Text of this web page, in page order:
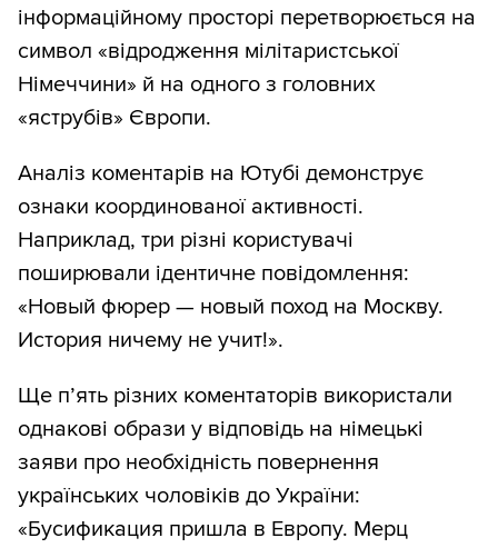
інформаційному просторі перетворюється на
символ «відродження мілітаристської
Німеччини» й на одного з головних
«яструбів» Європи.
Аналіз коментарів на Ютубі демонструє
ознаки координованої активності.
Наприклад, три різні користувачі
поширювали ідентичне повідомлення:
«Новый фюрер — новый поход на Москву.
История ничему не учит!».
Ще п’ять різних коментаторів використали
однакові образи у відповідь на німецькі
заяви про необхідність повернення
українських чоловіків до України:
«Бусификация пришла в Европу. Мерц